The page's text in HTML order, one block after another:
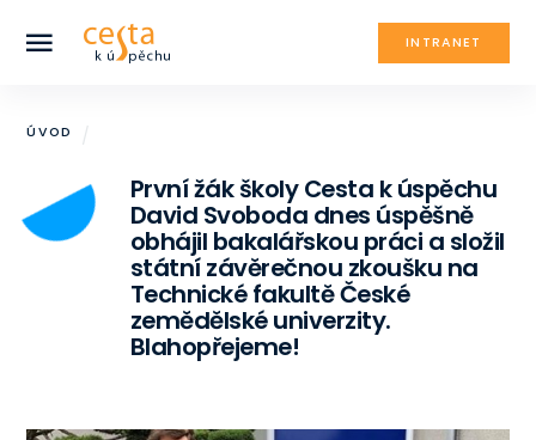
INTRANET
ÚVOD
První žák školy Cesta k úspěchu
David Svoboda dnes úspěšně
obhájil bakalářskou práci a složil
státní závěrečnou zkoušku na
Technické fakultě České
zemědělské univerzity.
Blahopřejeme!